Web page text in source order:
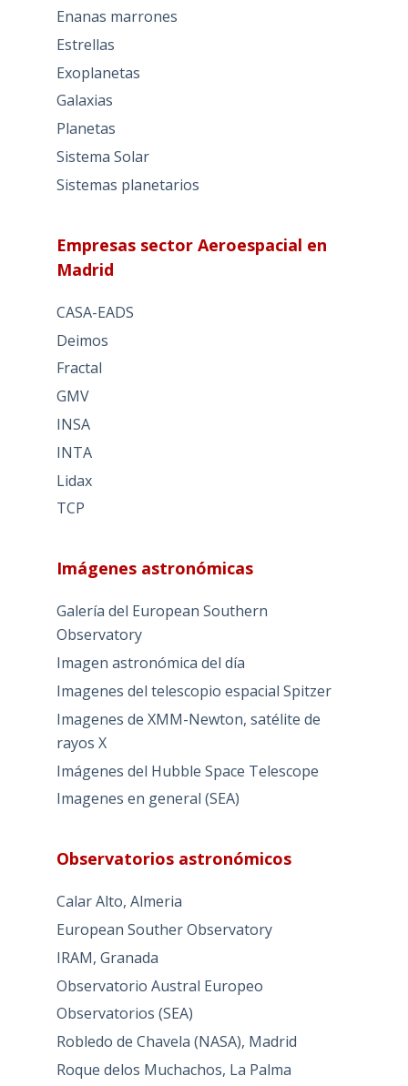
Enanas marrones
Estrellas
Exoplanetas
Galaxias
Planetas
Sistema Solar
Sistemas planetarios
Empresas sector Aeroespacial en
Madrid
CASA-EADS
Deimos
Fractal
GMV
INSA
INTA
Lidax
TCP
Imágenes astronómicas
Galería del European Southern
Observatory
Imagen astronómica del día
Imagenes del telescopio espacial Spitzer
Imagenes de XMM-Newton, satélite de
rayos X
Imágenes del Hubble Space Telescope
Imagenes en general (SEA)
Observatorios astronómicos
Calar Alto, Almeria
European Souther Observatory
IRAM, Granada
Observatorio Austral Europeo
Observatorios (SEA)
Robledo de Chavela (NASA), Madrid
Roque delos Muchachos, La Palma